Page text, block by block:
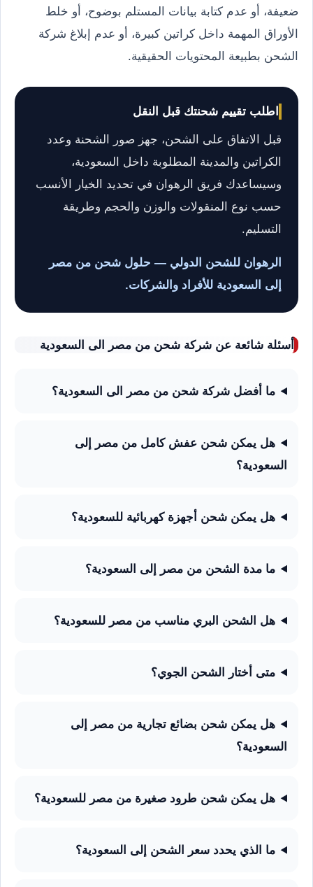
ضعيفة، أو عدم كتابة بيانات المستلم بوضوح، أو خلط
الأوراق المهمة داخل كراتين كبيرة، أو عدم إبلاغ شركة
الشحن بطبيعة المحتويات الحقيقية.
اطلب تقييم شحنتك قبل النقل
قبل الاتفاق على الشحن، جهز صور الشحنة وعدد
الكراتين والمدينة المطلوبة داخل السعودية،
وسيساعدك فريق الرهوان في تحديد الخيار الأنسب
حسب نوع المنقولات والوزن والحجم وطريقة
التسليم.
الرهوان للشحن الدولي — حلول شحن من مصر
إلى السعودية للأفراد والشركات.
أسئلة شائعة عن شركة شحن من مصر الى السعودية
ما أفضل شركة شحن من مصر الى السعودية؟
هل يمكن شحن عفش كامل من مصر إلى
السعودية؟
هل يمكن شحن أجهزة كهربائية للسعودية؟
ما مدة الشحن من مصر إلى السعودية؟
هل الشحن البري مناسب من مصر للسعودية؟
متى أختار الشحن الجوي؟
هل يمكن شحن بضائع تجارية من مصر إلى
السعودية؟
هل يمكن شحن طرود صغيرة من مصر للسعودية؟
ما الذي يحدد سعر الشحن إلى السعودية؟